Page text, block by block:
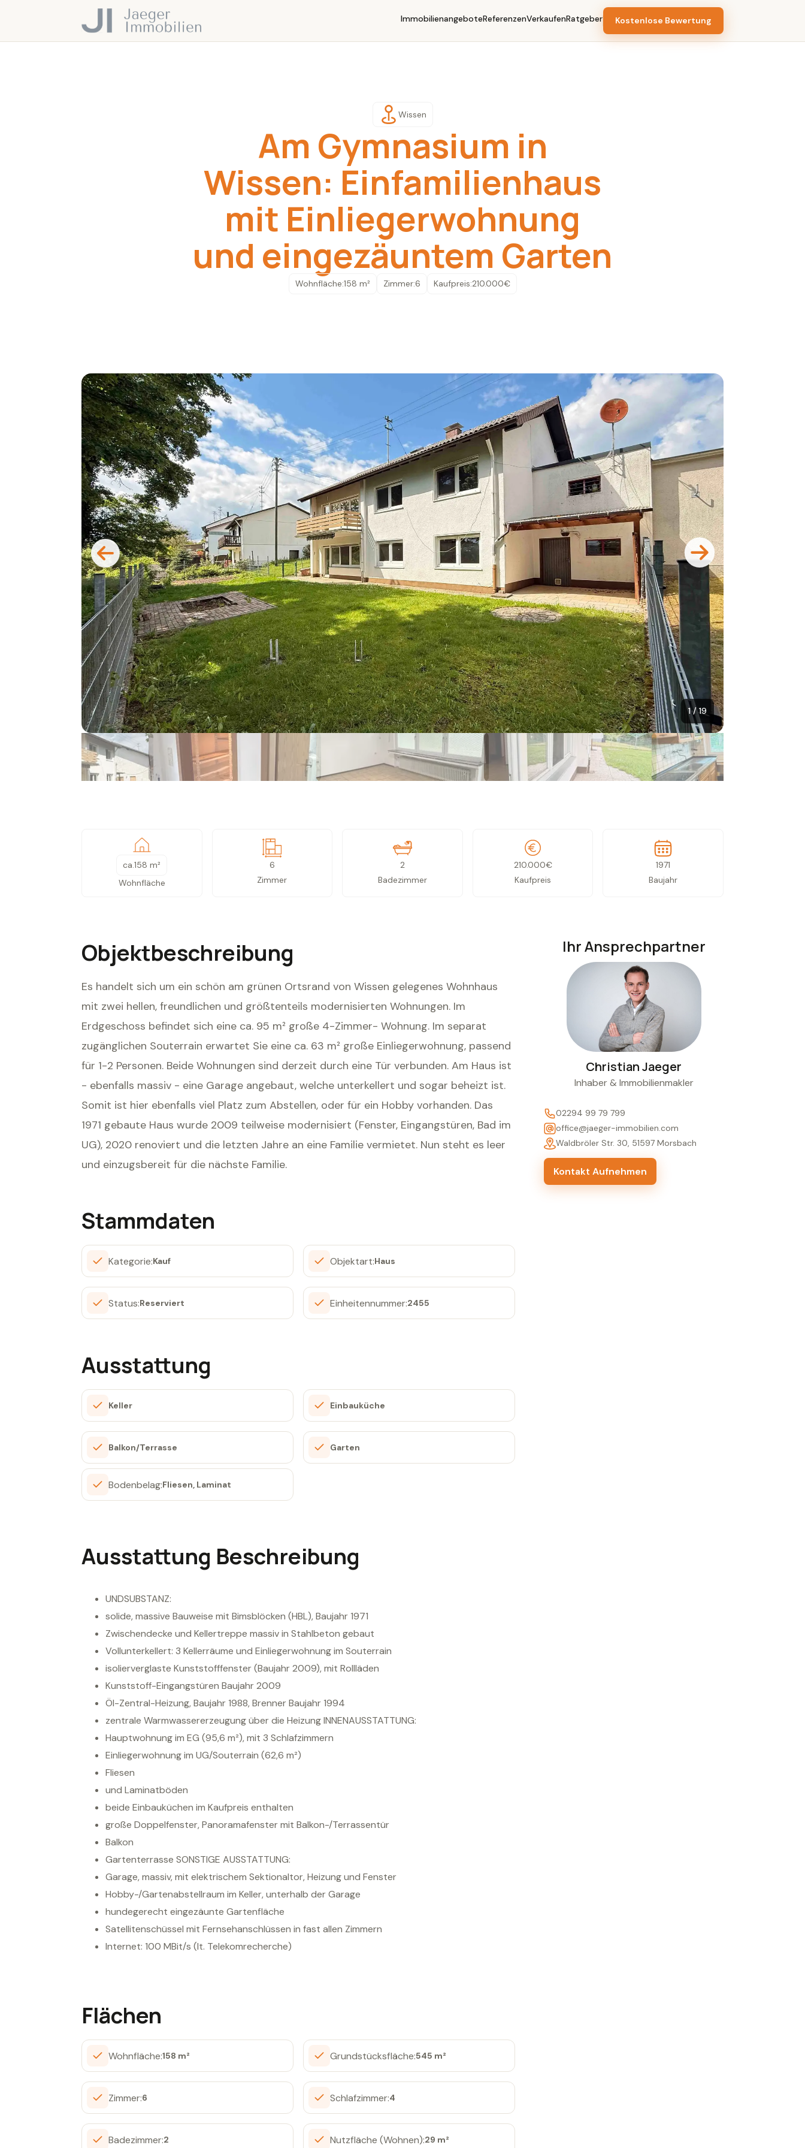
ImmobilienangeboteReferenzenVerkaufenRatgeber Kostenlose Bewertung
Wissen
Am Gymnasium in
Wissen: Einfamilienhaus
mit Einliegerwohnung
und eingezäuntem Garten
Wohnfläche:158 m² Zimmer:6 Kaufpreis:210.000€
1 / 19
ca.158 m²
Wohnfläche
6
Zimmer
2
Badezimmer
210.000€
Kaufpreis
1971
Baujahr
Objektbeschreibung
Es handelt sich um ein schön am grünen Ortsrand von Wissen gelegenes Wohnhaus
mit zwei hellen, freundlichen und größtenteils modernisierten Wohnungen. Im
Erdgeschoss befindet sich eine ca. 95 m² große 4-Zimmer- Wohnung. Im separat
zugänglichen Souterrain erwartet Sie eine ca. 63 m² große Einliegerwohnung, passend
für 1-2 Personen. Beide Wohnungen sind derzeit durch eine Tür verbunden. Am Haus ist
- ebenfalls massiv - eine Garage angebaut, welche unterkellert und sogar beheizt ist.
Somit ist hier ebenfalls viel Platz zum Abstellen, oder für ein Hobby vorhanden. Das
1971 gebaute Haus wurde 2009 teilweise modernisiert (Fenster, Eingangstüren, Bad im
UG), 2020 renoviert und die letzten Jahre an eine Familie vermietet. Nun steht es leer
und einzugsbereit für die nächste Familie.
Stammdaten
Kategorie:Kauf Objektart:Haus
Status:Reserviert Einheitennummer:2455
Ausstattung
Keller Einbauküche
Balkon/Terrasse Garten
Bodenbelag:Fliesen, Laminat
Ausstattung Beschreibung
UNDSUBSTANZ:
solide, massive Bauweise mit Bimsblöcken (HBL), Baujahr 1971
Zwischendecke und Kellertreppe massiv in Stahlbeton gebaut
Vollunterkellert: 3 Kellerräume und Einliegerwohnung im Souterrain
isolierverglaste Kunststofffenster (Baujahr 2009), mit Rollläden
Kunststoff-Eingangstüren Baujahr 2009
Öl-Zentral-Heizung, Baujahr 1988, Brenner Baujahr 1994
zentrale Warmwassererzeugung über die Heizung INNENAUSSTATTUNG:
Hauptwohnung im EG (95,6 m²), mit 3 Schlafzimmern
Einliegerwohnung im UG/Souterrain (62,6 m²)
Fliesen
und Laminatböden
beide Einbauküchen im Kaufpreis enthalten
große Doppelfenster, Panoramafenster mit Balkon-/Terrassentür
Balkon
Gartenterrasse SONSTIGE AUSSTATTUNG:
Garage, massiv, mit elektrischem Sektionaltor, Heizung und Fenster
Hobby-/Gartenabstellraum im Keller, unterhalb der Garage
hundegerecht eingezäunte Gartenfläche
Satellitenschüssel mit Fernsehanschlüssen in fast allen Zimmern
Internet: 100 MBit/s (lt. Telekomrecherche)
Flächen
Wohnfläche:158 m² Grundstücksfläche:545 m²
Zimmer:6 Schlafzimmer:4
Badezimmer:2 Nutzfläche (Wohnen):29 m²
Ihr Ansprechpartner
Christian Jaeger
Inhaber & Immobilienmakler
02294 99 79 799
office@jaeger-immobilien.com
Waldbröler Str. 30, 51597 Morsbach
Kontakt Aufnehmen